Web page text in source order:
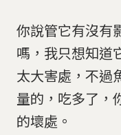
你說管它有沒有
嗎，我只想知道
太大害處，不過
量的，吃多了，
的壞處。